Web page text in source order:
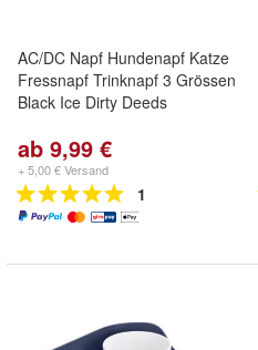
AC/DC Napf Hundenapf Katze
Fressnapf Trinknapf 3 Grössen
Black Ice Dirty Deeds
ab 9,99 €
+ 5,00 € Versand
1